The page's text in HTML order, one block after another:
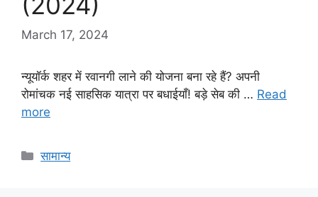
March 17, 2024
न्यूयॉर्क शहर में रवानगी लाने की योजना बना रहे हैं? अपनी
रोमांचक नई साहसिक यात्रा पर बधाईयाँ! बड़े सेब की … Read
more
Categories
सामान्य